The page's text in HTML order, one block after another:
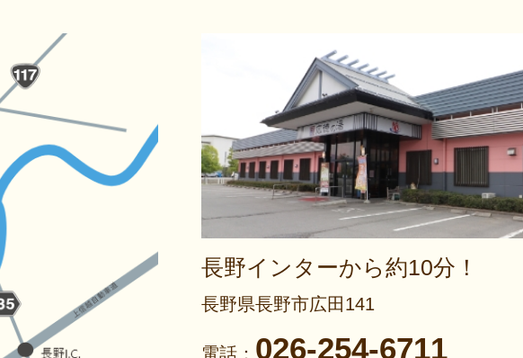
長野インターから約10分！
長野県長野市広田141
電話： 026-254-6711